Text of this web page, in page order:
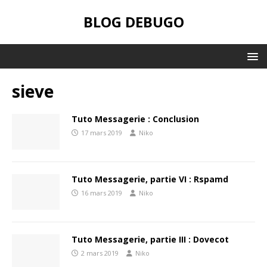
BLOG DEBUGO
sieve
Tuto Messagerie : Conclusion
17 mars 2019 Niko
Tuto Messagerie, partie VI : Rspamd
16 mars 2019 Niko
Tuto Messagerie, partie III : Dovecot
2 mars 2019 Niko